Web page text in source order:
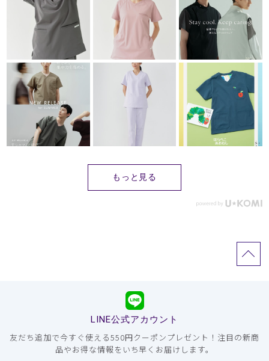
もっと見る
LINE公式アカウント
友だち追加で今すぐ使える550円クーポンプレゼント！注目の新商
品やお得な情報をいち早くお届けします。